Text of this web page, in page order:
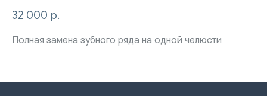
32 000 р.
Полная замена зубного ряда на одной челюсти